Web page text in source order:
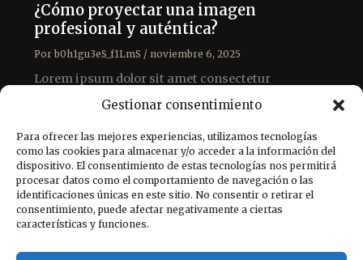
Gestionar consentimiento
Para ofrecer las mejores experiencias, utilizamos tecnologías
como las cookies para almacenar y/o acceder a la información del
dispositivo. El consentimiento de estas tecnologías nos permitirá
procesar datos como el comportamiento de navegación o las
identificaciones únicas en este sitio. No consentir o retirar el
consentimiento, puede afectar negativamente a ciertas
características y funciones.
¿Cómo proyectar una imagen
profesional y auténtica?
Por b0h1gu3eS_f1LmS / noviembre 6, 2025
Lorem ipsum dolor sit amet consectetur
potenti commodo per eu lacinia congue nostra,